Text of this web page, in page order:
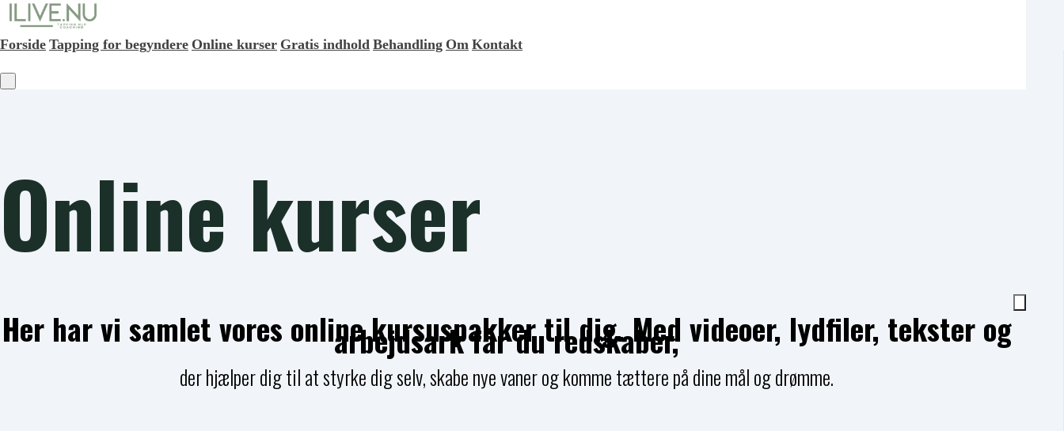
Forside Tapping for begyndere Online kurser Gratis indhold Behandling Om Kontakt
Online kurser
Her har vi samlet vores online kursuspakker til dig. Med videoer, lydfiler, tekster og
arbejdsark får du redskaber,
der hjælper dig til at styrke dig selv, skabe nye vaner og komme tættere på dine mål og drømme.